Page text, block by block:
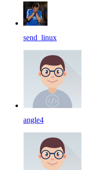
send_linux
angle4